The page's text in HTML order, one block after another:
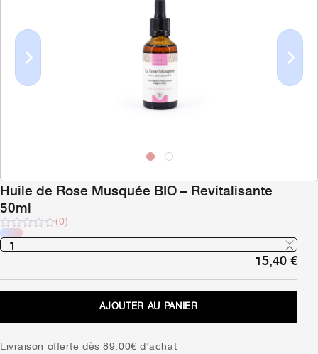
Previous Next
Huile de Rose Musquée BIO – Revitalisante
50ml
Note
sur
(0)
15,40€
AJOUTER AU PANIER
Livraison offerte dès 89,00€ d'achat